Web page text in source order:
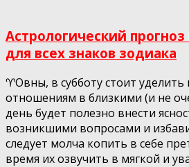
Астрологический
для всех знаков зодиака
♈️Овны, в субботу стоит
отношениям в близкими (и не
день будет полезно внести
возникшими вопросами и
следует молча копить в себе
время их озвучить в мягкой и